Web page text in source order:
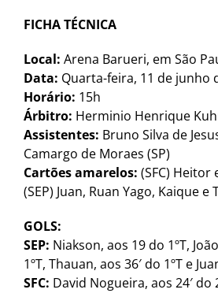
FICHA TÉCNICA
Local: Arena Barueri, em São
Data: Quarta-feira, 11 de junho
Horário: 15h
Árbitro: Herminio Henrique
Assistentes: Bruno Silva de
Camargo de Moraes (SP)
Cartões amarelos: (SFC) Heitor
(SEP) Juan, Ruan Yago, Kaique e
GOLS:
SEP: Niakson, aos 19 do 1ºT,
1ºT, Thauan, aos 36′ do 1ºT e
SFC: David Nogueira, aos 24′ do